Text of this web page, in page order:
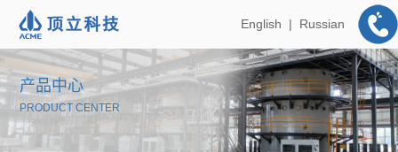
English | Russian
产品中心
PRODUCT CENTER